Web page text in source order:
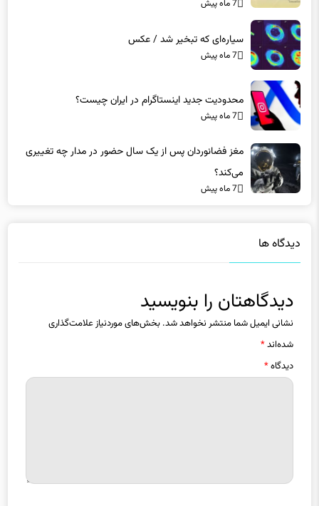
7 ماه پیش
سیاره‌ای که تبخیر شد / عکس
7 ماه پیش
محدودیت جدید اینستاگرام در ایران چیست؟
7 ماه پیش
مغز فضانوردان پس از یک سال حضور در مدار چه تغییری
می‌کند؟
7 ماه پیش
دیدگاه ها
دیدگاهتان را بنویسید
نشانی ایمیل شما منتشر نخواهد شد. بخش‌های موردنیاز علامت‌گذاری
شده‌اند*
دیدگاه*